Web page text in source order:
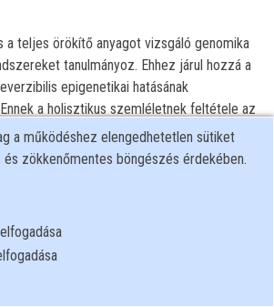
a teljes örökítő anyagot vizsgáló genomika
tanulmányoz. Ehhez járul hozzá a
epigenetikai hatásának
a holisztikus szemléletnek feltétele az
hátterének megteremtése és
személyreszabott orvoslás
a működéshez elengedhetetlen sütiket
és zökkenőmentes böngészés érdekében.